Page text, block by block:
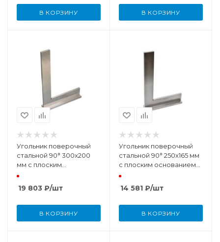
В КОРЗИНУ В КОРЗИНУ
Угольник поверочный
стальной 90° 300x200
мм с плоским
основанием (DIN875 КТ
19 803 ₽/шт
В КОРЗИНУ
Угольник поверочный
стальной 90° 250x165 мм
с плоским основанием
(DIN875 КТ 0)
14 581 ₽/шт
В КОРЗИНУ